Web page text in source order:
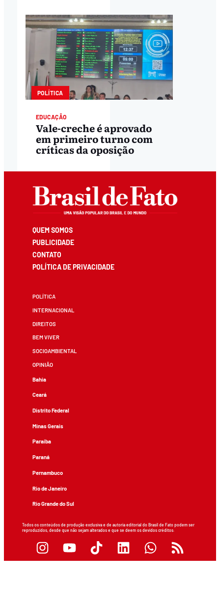
POLÍTICA
EDUCAÇÃO
Vale-creche é aprovado
em primeiro turno com
críticas da oposição
QUEM SOMOS
PUBLICIDADE
CONTATO
POLÍTICA DE PRIVACIDADE
POLÍTICA
INTERNACIONAL
DIREITOS
BEM VIVER
SOCIOAMBIENTAL
OPINIÃO
Bahia
Ceará
Distrito Federal
Minas Gerais
Paraíba
Paraná
Pernambuco
Rio de Janeiro
Rio Grande do Sul
Todos os conteúdos de produção exclusiva e de autoria editorial do Brasil de Fato podem ser
reproduzidos, desde que não sejam alterados e que se deem os devidos créditos.